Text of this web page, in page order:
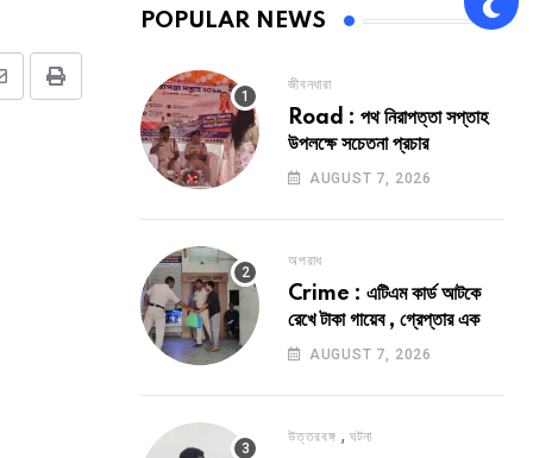
Print
POPULAR NEWS
জীবনধারা
Road : পথ নিরাপত্তা সপ্তাহ
উপলক্ষে সচেতনা প্রচার
AUGUST 7, 2026
অপরাধ
Crime : এটিএম কার্ড আটকে
রেখে টাকা গায়েব , গ্রেপ্তার এক
AUGUST 7, 2026
উত্তরবঙ্গ , ঘটনা